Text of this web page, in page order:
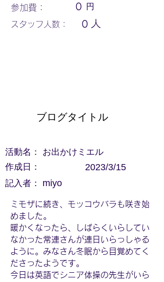
0
参加費： 円
スタッフ人数： 0 人
ブログタイトル
活動名： お出かけミエル
作成日： 2023/3/15
記入者： miyo
ミモザに続き、モッコウバラも咲き始
めました。
暖かくなったら、しばらくいらしてい
なかった常連さんが連日いらっしゃる
ように。みなさん冬眠から目覚めてく
ださったようです。
今日は英語でシニア体操の先生がいら